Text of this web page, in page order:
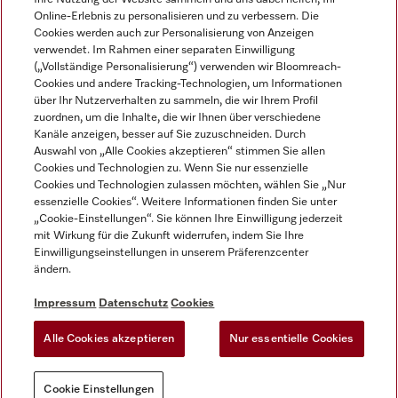
Impressum
AGB
Datenschutz
Nutzungsbedigungen
EU-Gesetzen über digitale Dienste
Miele auf Instagram
Miele auf Facebook
Miele auf Youtube
Online-Erlebnis zu personalisieren und zu verbessern. Die
Cookies werden auch zur Personalisierung von Anzeigen
verwendet. Im Rahmen einer separaten Einwilligung
(„Vollständige Personalisierung“) verwenden wir Bloomreach-
Cookies und andere Tracking-Technologien, um Informationen
über Ihr Nutzerverhalten zu sammeln, die wir Ihrem Profil
zuordnen, um die Inhalte, die wir Ihnen über verschiedene
Kanäle anzeigen, besser auf Sie zuzuschneiden. Durch
Auswahl von „Alle Cookies akzeptieren“ stimmen Sie allen
Cookies und Technologien zu. Wenn Sie nur essenzielle
Cookies und Technologien zulassen möchten, wählen Sie „Nur
essenzielle Cookies“. Weitere Informationen finden Sie unter
„Cookie-Einstellungen“. Sie können Ihre Einwilligung jederzeit
mit Wirkung für die Zukunft widerrufen, indem Sie Ihre
Einwilligungseinstellungen in unserem Präferenzcenter
ändern.
Impressum Datenschutz Cookies
Alle Cookies akzeptieren Nur essentielle Cookies
Cookie Einstellungen